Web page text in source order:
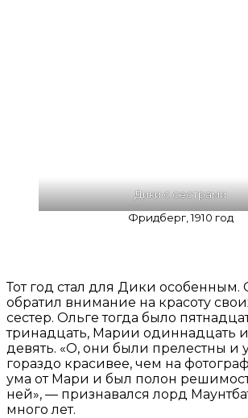
Дики с сестрами
Фридберг, 1910 год
Тот год стал для Дики
обратил внимание на красоту
сестер. Ольге тогда было
тринадцать, Марии одиннадцать
девять. «О, они были прелестны и
гораздо красивее, чем на
ума от Мари и был полон
ней», — признавался лорд
много лет.